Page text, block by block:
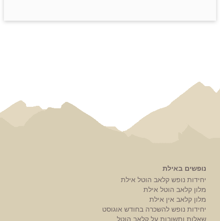
נופשים באילת
יחידות נופש קלאב הוטל אילת
מלון קלאב הוטל אילת
מלון קלאב אין אילת
יחידות נופש להשכרה בחודש אוגוסט
שאלות ותשובות על קלאב הוטל